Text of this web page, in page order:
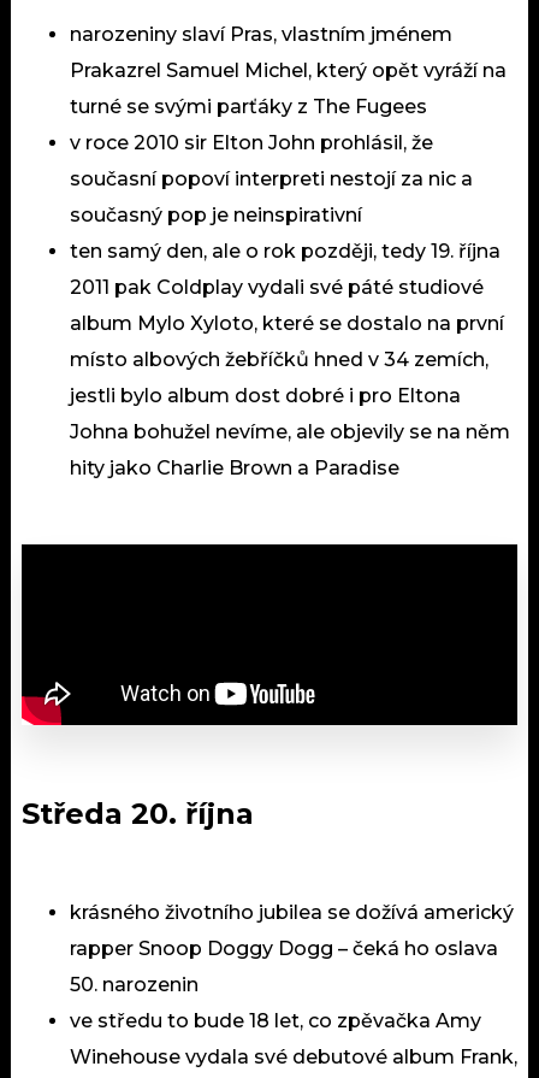
narozeniny slaví Pras, vlastním jménem
Prakazrel Samuel Michel, který opět vyráží na
turné se svými parťáky z The Fugees
v roce 2010 sir Elton John prohlásil, že
současní popoví interpreti nestojí za nic a
současný pop je neinspirativní
ten samý den, ale o rok později, tedy 19. října
2011 pak Coldplay vydali své páté studiové
album Mylo Xyloto, které se dostalo na první
místo albových žebříčků hned v 34 zemích,
jestli bylo album dost dobré i pro Eltona
Johna bohužel nevíme, ale objevily se na něm
hity jako Charlie Brown a Paradise
Středa 20. října
krásného životního jubilea se dožívá americký
rapper Snoop Doggy Dogg – čeká ho oslava
50. narozenin
ve středu to bude 18 let, co zpěvačka Amy
Winehouse vydala své debutové album Frank,